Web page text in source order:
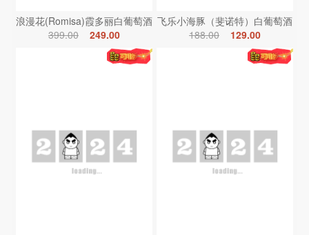
浪漫花(Romisa)霞多丽白葡萄酒
399.00
249.00
飞乐小海豚（斐诺特）白葡萄酒
188.00
129.00